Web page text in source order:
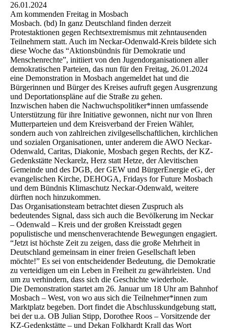
26.01.2024
Am kommenden Freitag in Mosbach
Mosbach. (bd) In ganz Deutschland finden derzeit
Protestaktionen gegen Rechtsextremismus mit zehntausenden
Teilnehmern statt. Auch im Neckar-Odenwald-Kreis bildete sich
diese Woche das “Aktionsbündnis für Demokratie und
Menschenrechte”, initiiert von den Jugendorganisationen aller
demokratischen Parteien, das nun für den Freitag, 26.01.2024
eine Demonstration in Mosbach angemeldet hat und die
Bürgerinnen und Bürger des Kreises aufruft gegen Ausgrenzung
und Deportationspläne auf die Straße zu gehen.
Inzwischen haben die Nachwuchspolitiker*innen umfassende
Unterstützung für ihre Initiative gewonnen, nicht nur von Ihren
Mutterparteien und dem Kreisverband der Freien Wähler,
sondern auch von zahlreichen zivilgesellschaftlichen, kirchlichen
und sozialen Organisationen, unter anderem die AWO Neckar-
Odenwald, Caritas, Diakonie, Mosbach gegen Rechts, der KZ-
Gedenkstätte Neckarelz, Herz statt Hetze, der Alevitischen
Gemeinde und des DGB, der GEW und BürgerEnergie eG, der
evangelischen Kirche, DEHOGA, Fridays for Future Mosbach
und dem Bündnis Klimaschutz Neckar-Odenwald, weitere
dürften noch hinzukommen.
Das Organisationsteam betrachtet diesen Zuspruch als
bedeutendes Signal, dass sich auch die Bevölkerung im Neckar
– Odenwald – Kreis und der großen Kreisstadt gegen
populistische und menschenverachtende Bewegungen engagiert.
“Jetzt ist höchste Zeit zu zeigen, dass die große Mehrheit in
Deutschland gemeinsam in einer freien Gesellschaft leben
möchte!” Es sei von entscheidender Bedeutung, die Demokratie
zu verteidigen um ein Leben in Freiheit zu gewährleisten. Und
um zu verhindern, dass sich die Geschichte wiederhole.
Die Demonstration startet am 26. Januar um 18 Uhr am Bahnhof
Mosbach – West, von wo aus sich die Teilnehmer*innen zum
Marktplatz begeben. Dort findet die Abschlusskundgebung statt,
bei der u.a. OB Julian Stipp, Dorothee Roos – Vorsitzende der
KZ-Gedenkstätte – und Dekan Folkhardt Krall das Wort